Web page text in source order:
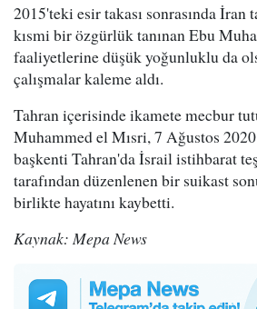
2015'teki esir takası sonrasında İran
kısmi bir özgürlük tanınan Ebu
faaliyetlerine düşük yoğunluklu da
çalışmalar kaleme aldı.
Tahran içerisinde ikamete mecbur
Muhammed el Mısri, 7 Ağustos
başkenti Tahran'da İsrail istihbarat
tarafından düzenlenen bir suikast
birlikte hayatını kaybetti.
Kaynak: Mepa News